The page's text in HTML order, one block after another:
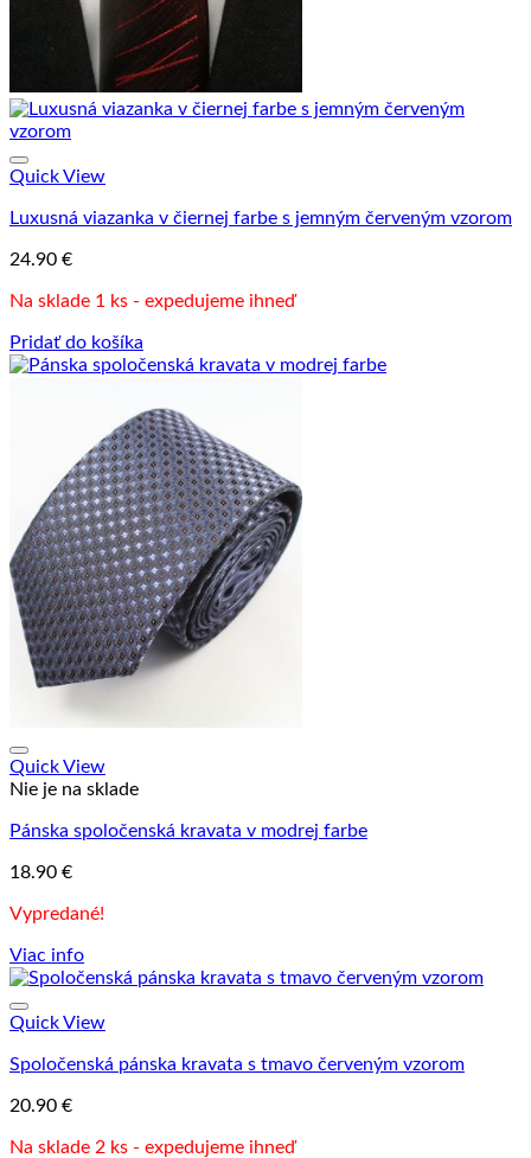
Quick View
Luxusná viazanka v čiernej farbe s jemným červeným vzorom
24.90 €
Na sklade 1 ks - expedujeme ihneď
Pridať do košíka
Quick View
Nie je na sklade
Pánska spoločenská kravata v modrej farbe
18.90 €
Vypredané!
Viac info
Quick View
Spoločenská pánska kravata s tmavo červeným vzorom
20.90 €
Na sklade 2 ks - expedujeme ihneď